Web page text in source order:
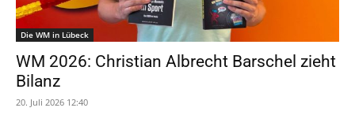
Die WM in Lübeck
WM 2026: Christian Albrecht Barschel zieht
Bilanz
20. Juli 2026 12:40